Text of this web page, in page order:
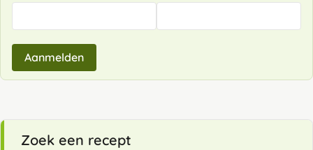
Aanmelden
Zoek een recept